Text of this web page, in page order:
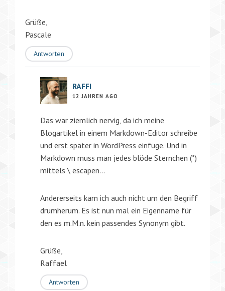
Grüße,
Pascale
Antworten
RAFFI
12 JAHREN AGO
Das war ziemlich nervig, da ich meine
Blogartikel in einem Markdown-Editor schreibe
und erst später in WordPress einfüge. Und in
Markdown muss man jedes blöde Sternchen (*)
mittels \ escapen…
Andererseits kam ich auch nicht um den Begriff
drumherum. Es ist nun mal ein Eigenname für
den es m.M.n. kein passendes Synonym gibt.
Grüße,
Raffael
Antworten